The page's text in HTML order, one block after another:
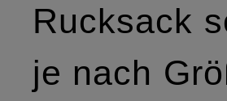
Rucksack
je nach